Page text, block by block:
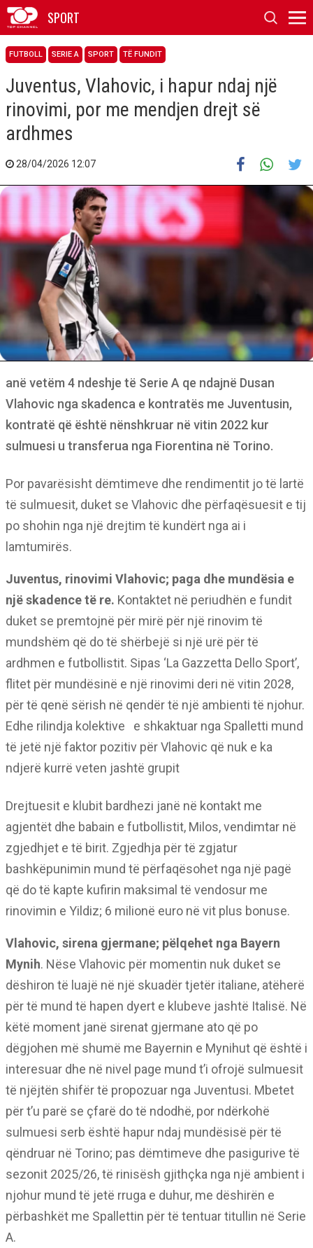
SPORT
FUTBOLL SERIE A SPORT TË FUNDIT
Juventus, Vlahovic, i hapur ndaj një
rinovimi, por me mendjen drejt së
ardhmes
28/04/2026 12:07
anë vetëm 4 ndeshje të Serie A qe ndajnë Dusan
Vlahovic nga skadenca e kontratës me Juventusin,
kontratë që është nënshkruar në vitin 2022 kur
sulmuesi u transferua nga Fiorentina në Torino.
Por pavarësisht dëmtimeve dhe rendimentit jo të lartë
të sulmuesit, duket se Vlahovic dhe përfaqësuesit e tij
po shohin nga një drejtim të kundërt nga ai i
lamtumirës.
Juventus, rinovimi Vlahovic; paga dhe mundësia e
një skadence të re. Kontaktet në periudhën e fundit
duket se premtojnë për mirë për një rinovim të
mundshëm që do të shërbejë si një urë për të
ardhmen e futbollistit. Sipas ‘La Gazzetta Dello Sport’,
flitet për mundësinë e një rinovimi deri në vitin 2028,
për të qenë sërish në qendër të një ambienti të njohur.
Edhe rilindja kolektive
e shkaktuar nga Spalletti mund
të jetë një faktor pozitiv për Vlahovic që nuk e ka
ndjerë kurrë veten jashtë grupit
Drejtuesit e klubit bardhezi janë në kontakt me
agjentët dhe babain e futbollistit, Milos, vendimtar në
zgjedhjet e të birit. Zgjedhja për të zgjatur
bashkëpunimin mund të përfaqësohet nga një pagë
që do të kapte kufirin maksimal të vendosur me
rinovimin e Yildiz; 6 milionë euro në vit plus bonuse.
Vlahovic, sirena gjermane; pëlqehet nga Bayern
Mynih. Nëse Vlahovic për momentin nuk duket se
dëshiron të luajë në një skuadër tjetër italiane, atëherë
për të mund të hapen dyert e klubeve jashtë Italisë. Në
këtë moment janë sirenat gjermane ato që po
dëgjohen më shumë me Bayernin e Mynihut që është i
interesuar dhe në nivel page mund t’i ofrojë sulmuesit
të njëjtën shifër të propozuar nga Juventusi. Mbetet
për t’u parë se çfarë do të ndodhë, por ndërkohë
sulmuesi serb është hapur ndaj mundësisë për të
qëndruar në Torino; pas dëmtimeve dhe pasigurive të
sezonit 2025/26, të rinisësh gjithçka nga një ambient i
njohur mund të jetë rruga e duhur, me dëshirën e
përbashkët me Spallettin për të tentuar titullin në Serie
A.